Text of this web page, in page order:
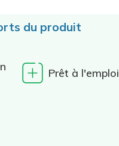
du produit
Prêt à l'emploi